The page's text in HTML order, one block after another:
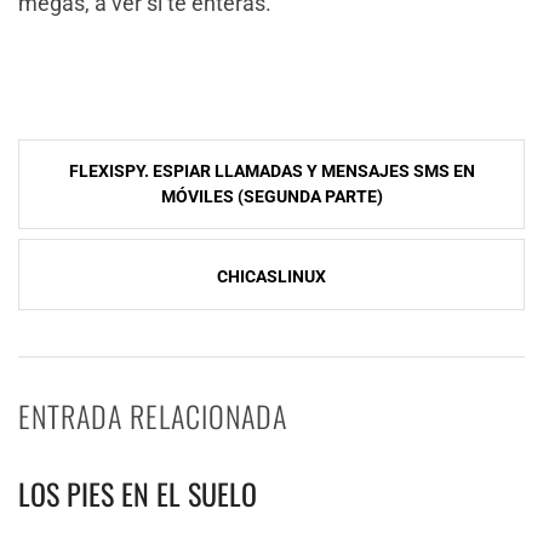
NavegaciÃ³n
entradas
FLEXISPY. ESPIAR LLAMADAS Y MENSAJES SMS EN
MÓVILES (SEGUNDA PARTE)
CHICASLINUX
ENTRADA RELACIONADA
LOS PIES EN EL SUELO